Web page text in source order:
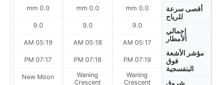
أقصى سرعة
للرياح
إجمالي
الأمطار
مؤشر الأشعة
فوق
البنفسجية
شروق
0.0 mm
9.0
05:17 AM
07:19 PM
Waning
Crescent
0.0 mm
9.0
05:18 AM
07:18 PM
Waning
Crescent
0.0 mm
9.0
05:19 AM
07:17 PM
New Moon